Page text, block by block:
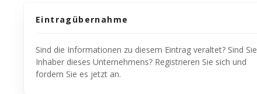
Eintragübernahme
Sind die Informationen zu diesem Eintrag veraltet? Sind Sie
Inhaber dieses Unternehmens? Registrieren Sie sich und
fordern Sie es jetzt an.